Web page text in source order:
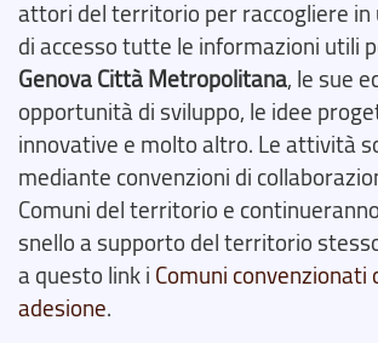
attori del territorio per raccogliere in
di accesso tutte le informazioni utili
Genova Città Metropolitana, le sue
opportunità di sviluppo, le idee
innovative e molto altro. Le attività
mediante convenzioni di
Comuni del territorio e
snello a supporto del territorio
a questo link i Comuni convenzionati
adesione.